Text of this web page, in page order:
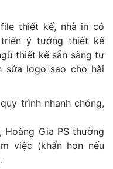
thiết kế, nhà in có
ý tưởng thiết kế
thiết kế sẵn sàng tư
sửa logo sao cho hài
trình nhanh chóng,
Gia PS thường
việc (khẩn hơn nếu